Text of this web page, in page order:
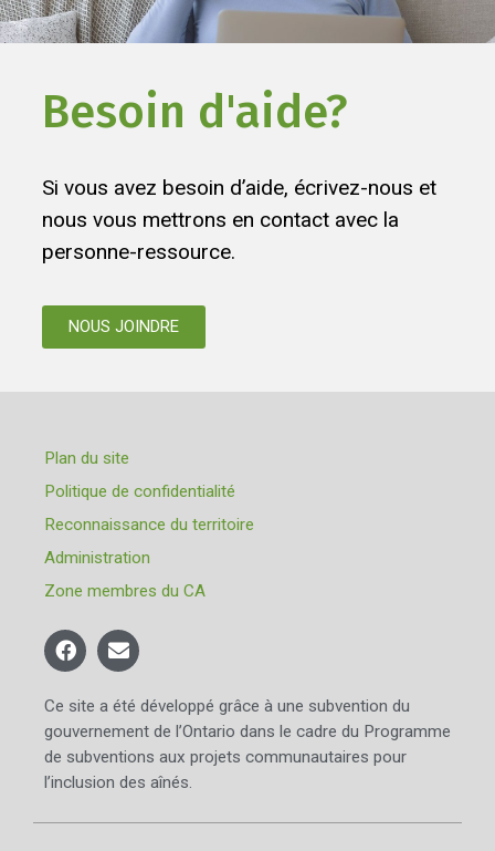
Besoin d'aide?
Si vous avez besoin d’aide, écrivez-nous et
nous vous mettrons en contact avec la
personne-ressource.
NOUS JOINDRE
Plan du site
Politique de confidentialité
Reconnaissance du territoire
Administration
Zone membres du CA
Ce site a été développé grâce à une subvention du
gouvernement de l’Ontario dans le cadre du Programme
de subventions aux projets communautaires pour
l’inclusion des aînés.